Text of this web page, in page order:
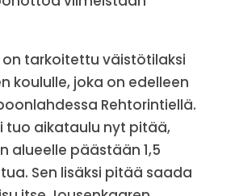
tarkoitettu väistötilaksi
koululle, joka on edelleen
Rehtorintiellä.
tuo aikataulu nyt pitää,
alueelle päästään 1,5
Sen lisäksi pitää saada